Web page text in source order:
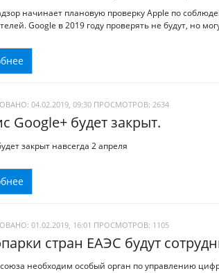
начинает плановую проверку Apple по
Google в 2019 году проверять не будут, но
04.02.2019, 09:30 ПРОСМОТРОВ: 2634
Google+ будет закрыт.
закрыт навсегда 2 апреля
01.02.2019, 16:01 ПРОСМОТРОВ: 1105
стран ЕАЭС будут
необходим особый орган по управлению